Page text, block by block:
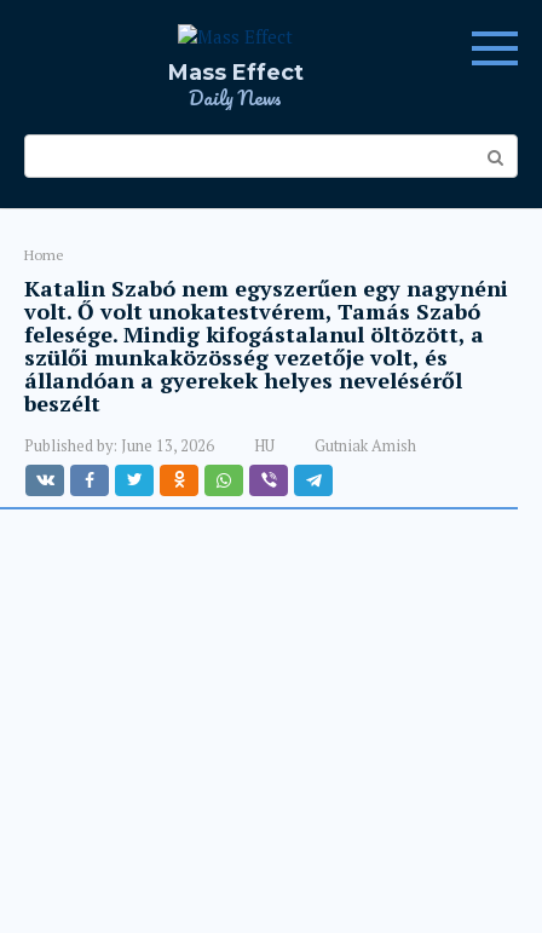
Mass Effect
Daily News
Search:
Home
Katalin Szabó nem egyszerűen egy nagynéni
volt. Ő volt unokatestvérem, Tamás Szabó
felesége. Mindig kifogástalanul öltözött, a
szülői munkaközösség vezetője volt, és
állandóan a gyerekek helyes neveléséről
beszélt
Published by: June 13, 2026 HU Gutniak Amish